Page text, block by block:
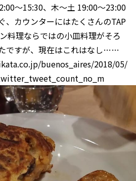
～15:30、木～土 19:00～23:00
、カウンターにはたくさんのTAP
料理ならではの小皿料理がそろ
ですが、現在はこれはなし……
buenos_aires/2018/05/